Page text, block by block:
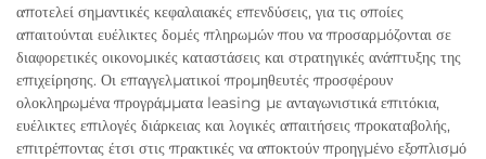
αποτελεί σημαντικές κεφαλαιακές επενδύσεις, για τις οποίες
απαιτούνται ευέλικτες δομές πληρωμών που να προσαρμόζονται σε
διαφορετικές οικονομικές καταστάσεις και στρατηγικές ανάπτυξης της
επιχείρησης. Οι επαγγελματικοί προμηθευτές προσφέρουν
ολοκληρωμένα προγράμματα leasing με ανταγωνιστικά επιτόκια,
ευέλικτες επιλογές διάρκειας και λογικές απαιτήσεις προκαταβολής,
επιτρέποντας έτσι στις πρακτικές να αποκτούν προηγμένο εξοπλισμό